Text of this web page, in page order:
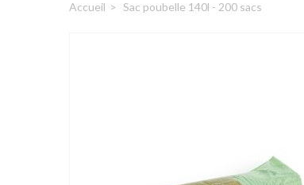
Accueil > Sac poubelle 140l - 200 sacs